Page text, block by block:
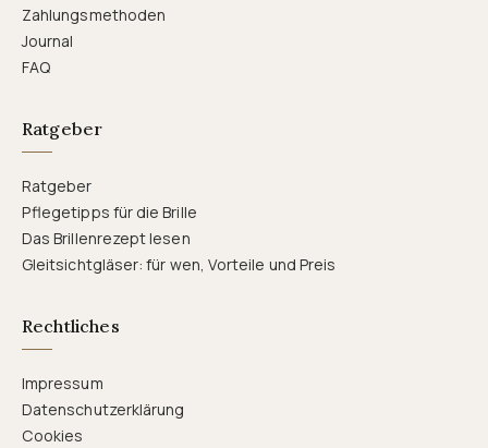
Zahlungsmethoden
Journal
FAQ
Ratgeber
Ratgeber
Pflegetipps für die Brille
Das Brillenrezept lesen
Gleitsichtgläser: für wen, Vorteile und Preis
Rechtliches
Impressum
Datenschutzerklärung
Cookies